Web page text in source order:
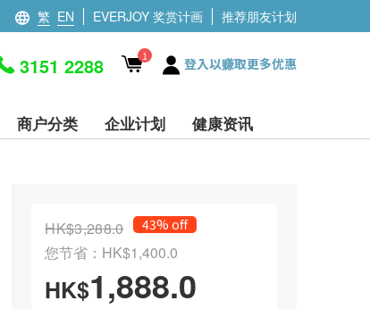
繁 EN EVERJOY 奖赏计画 推荐朋友计划
3151 2288 1 登入以赚取更多优惠
商户分类 企业计划 健康资讯
HK$3,288.0 43% off
您节省：HK$1,400.0
HK$1,888.0